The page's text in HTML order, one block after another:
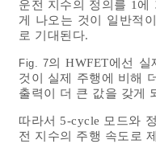
운전 지수의 정의를 1
게 나오는 것이 일반적
로 기대된다.
Fig. 7의 HWFET에선
것이 실제 주행에 비해
출력이 더 큰 값을 갖게
따라서 5-cycle 모드와
전 지수의 주행 속도로